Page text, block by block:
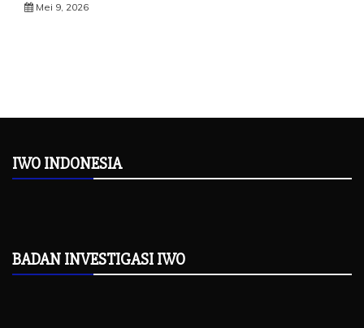
Mei 9, 2026
IWO INDONESIA
BADAN INVESTIGASI IWO